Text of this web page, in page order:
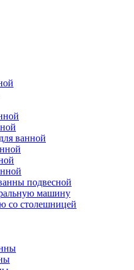
ванной
подвесной
машину
со столешницей